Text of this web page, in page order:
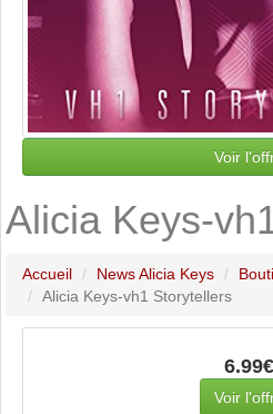
Voir
Alicia Keys-
Accueil News Alicia Keys
Alicia Keys-vh1 Storytellers
6.99€
Voir